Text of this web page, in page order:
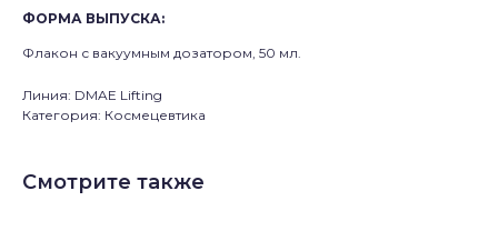
ФОРМА ВЫПУСКА:
Флакон с вакуумным дозатором, 50 мл.
Линия: DMAE Lifting
Категория: Космецевтика
Смотрите также